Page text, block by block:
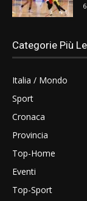
Categorie Più
Italia / Mondo
Sport
Cronaca
Provincia
Top-Home
Eventi
Top-Sport